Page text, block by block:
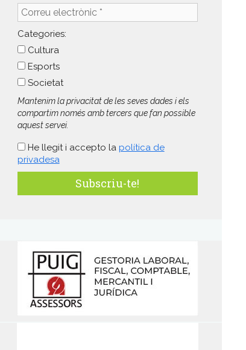
Correu
electrònic
*Categories:
Cultura
Esports
Societat
Mantenim la privacitat de les seves dades i els
compartim només amb tercers que fan possible
aquest servei.
He llegit i accepto la política de
privadesa